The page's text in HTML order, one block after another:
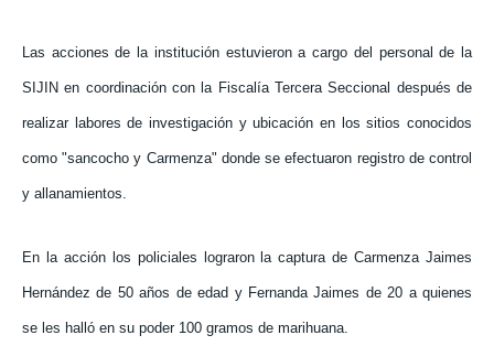
Las acciones de la institución estuvieron a cargo del personal de la
SIJIN en coordinación con la Fiscalía Tercera Seccional después de
realizar labores de investigación y ubicación en los sitios conocidos
como "sancocho y Carmenza" donde se efectuaron registro de control
y allanamientos.
En la acción los policiales lograron la captura de Carmenza Jaimes
Hernández de 50 años de edad y Fernanda Jaimes de 20 a quienes
se les halló en su poder 100 gramos de marihuana.